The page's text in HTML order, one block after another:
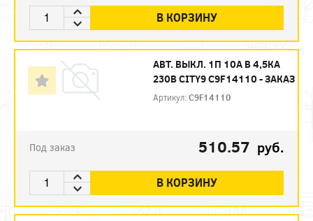
В КОРЗИНУ
АВТ. ВЫКЛ. 1П 10А B 4,5КА
230В CITY9 C9F14110 - ЗАКАЗ
Артикул:C9F14110
Под заказ 510.57 руб.
В КОРЗИНУ